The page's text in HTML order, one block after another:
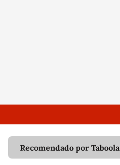
Recomendado por Taboola